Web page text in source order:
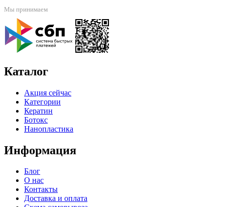
Мы принимаем
Каталог
Акция сейчас
Категории
Кератин
Ботокс
Нанопластика
Информация
Блог
О нас
Контакты
Доставка и оплата